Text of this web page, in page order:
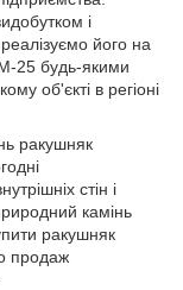
і
його на
25 будь-якими
об'єкті в регіоні
ракушняк
стін і
камінь
ракушняк
продаж